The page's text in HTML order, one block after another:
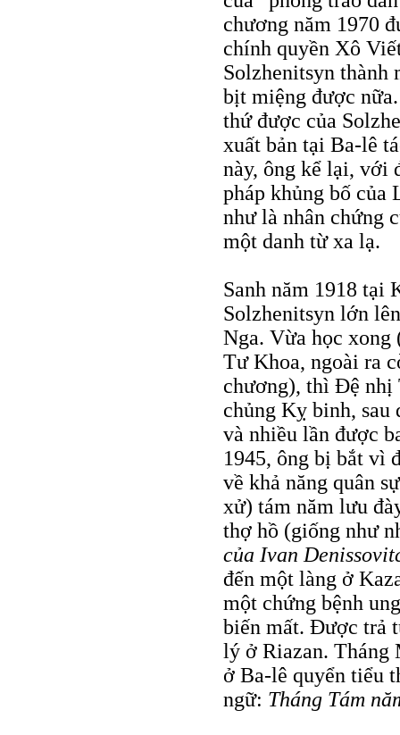
chương năm 1970
chính quyền Xô
Solzhenitsyn thành
bịt miệng được
thứ được của
xuất bản tại Ba-lê
này, ông kể lại, với
pháp khủng bố của
như là nhân chứng
một danh từ xa lạ.
Sanh năm 1918 tại
Solzhenitsyn lớn
Nga. Vừa học
Tư Khoa, ngoài ra
chương), thì Đệ nhị
chủng Kỵ binh, sau
và nhiều lần được
1945, ông bị bắt vì
về khả năng quân
xử) tám năm lưu
thợ hồ (giống như
của Ivan
đến một làng ở
một chứng bệnh
biến mất. Được trả
lý ở Riazan. Tháng
ở Ba-lê quyển tiểu
ngữ: Tháng Tám